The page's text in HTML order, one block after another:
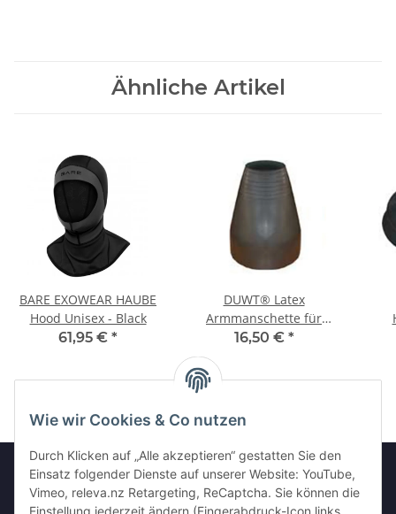
Wie wir Cookies & Co nutzen
Durch Klicken auf „Alle akzeptieren“ gestatten Sie den
Einsatz folgender Dienste auf unserer Website: YouTube,
Vimeo, releva.nz Retargeting, ReCaptcha. Sie können die
Ähnliche Artikel
BARE EXOWEAR HAUBE
Hood Unisex - Black
61,95 € *
DUWT® Latex
Armmanschette für
Trockentauchanzug HD
16,50 € *
Informationen